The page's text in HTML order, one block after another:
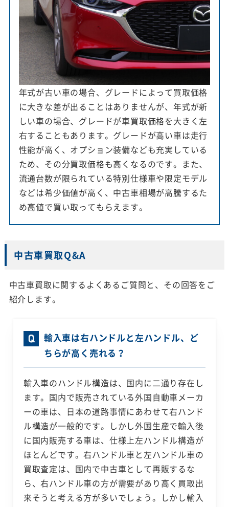
年式が古い車の場合、グレードによって買取価格
に大きな差が出ることはありませんが、年式が新
しい車の場合、グレードが車買取価格を大きく左
右することもあります。グレードが高い車は走行
性能が高く、オプション装備なども充実している
ため、その分買取価格も高くなるのです。また、
流通台数が限られている特別仕様車や限定モデル
などは希少価値が高く、中古車相場が高騰するた
め高値で買い取ってもらえます。
中古車買取Q&A
中古車買取に関するよくあるご質問と、その回答をご
紹介します。
輸入車は右ハンドルと左ハンドル、ど
ちらが高く売れる？
輸入車のハンドル構造は、国内に二通り存在し
ます。国内で販売されている外国自動車メーカ
ーの車は、日本の道路事情にあわせて右ハンド
ル構造が一般的です。しかし外国生産で輸入後
に国内販売する車は、仕様上左ハンドル構造が
ほとんどです。右ハンドル車と左ハンドル車の
買取査定は、国内で中古車として再販するな
ら、右ハンドル車の方が需要があり高く買取出
来そうと考える方が多いでしょう。しかし輸入